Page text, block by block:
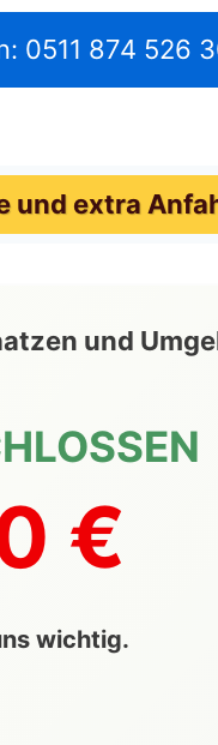
0511 874 526
und extra
und
€
wichtig.